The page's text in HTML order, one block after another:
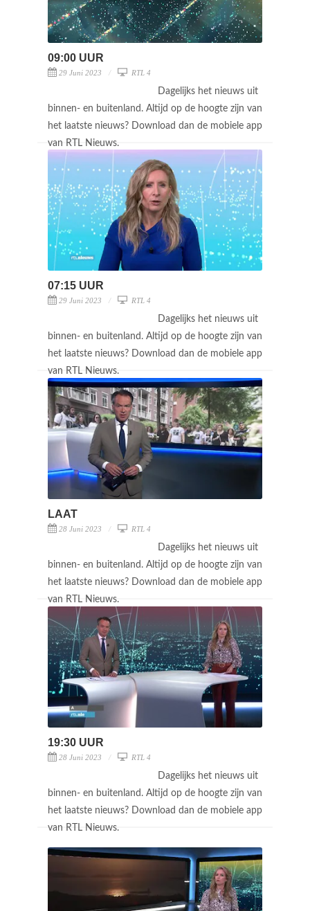
09:00 UUR
29 Juni 2023 RTL 4
Dagelijks het nieuws uit
binnen- en buitenland. Altijd op de hoogte zijn van
het laatste nieuws? Download dan de mobiele app
van RTL Nieuws.
07:15 UUR
29 Juni 2023 RTL 4
Dagelijks het nieuws uit
binnen- en buitenland. Altijd op de hoogte zijn van
het laatste nieuws? Download dan de mobiele app
van RTL Nieuws.
LAAT
28 Juni 2023 RTL 4
Dagelijks het nieuws uit
binnen- en buitenland. Altijd op de hoogte zijn van
het laatste nieuws? Download dan de mobiele app
van RTL Nieuws.
19:30 UUR
28 Juni 2023 RTL 4
Dagelijks het nieuws uit
binnen- en buitenland. Altijd op de hoogte zijn van
het laatste nieuws? Download dan de mobiele app
van RTL Nieuws.